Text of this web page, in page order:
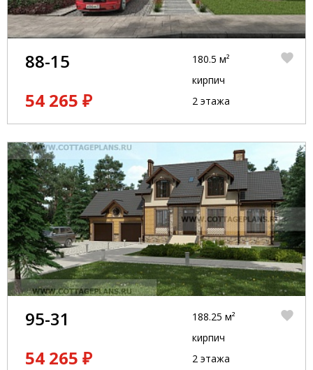
88-15
54 265 ₽
180.5 м²
кирпич
2 этажа
95-31
54 265 ₽
188.25 м²
кирпич
2 этажа